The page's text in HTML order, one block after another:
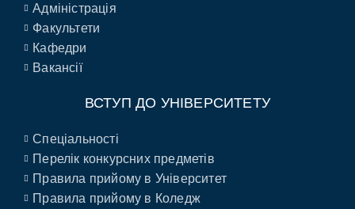
Адміністрація
Факультети
Кафедри
Вакансії
ВСТУП ДО УНІВЕРСИТЕТУ
Спеціальності
Перелік конкурсних предметів
Правила прийому в Університет
Правила прийому в Коледж